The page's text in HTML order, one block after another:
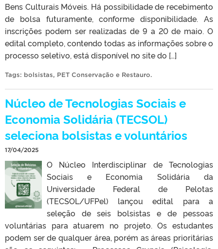
Bens Culturais Móveis. Há possibilidade de recebimento
de bolsa futuramente, conforme disponibilidade. As
inscrições podem ser realizadas de 9 a 20 de maio. O
edital completo, contendo todas as informações sobre o
processo seletivo, está disponível no site do […]
Tags: bolsistas, PET Conservação e Restauro.
Núcleo de Tecnologias Sociais e
Economia Solidária (TECSOL)
seleciona bolsistas e voluntários
17/04/2025
O Núcleo Interdisciplinar de Tecnologias
Sociais e Economia Solidária da
Universidade Federal de Pelotas
(TECSOL/UFPel) lançou edital para a
seleção de seis bolsistas e de pessoas
voluntárias para atuarem no projeto. Os estudantes
podem ser de qualquer área, porém as áreas prioritárias